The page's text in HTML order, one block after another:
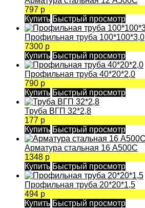
797 р
Купить Быстрый просмотр
Профильная труба 100*100*3,0
7300 р
Купить Быстрый просмотр
Профильная труба 40*20*2,0
790 р
Купить Быстрый просмотр
Труба ВГП 32*2,8
177 р
Купить Быстрый просмотр
Арматура стальная 16 А500С
1348 р
Купить Быстрый просмотр
Профильная труба 20*20*1,5
494 р
Купить Быстрый просмотр